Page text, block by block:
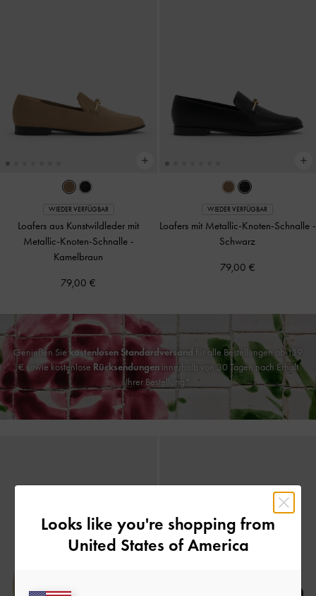
WIEDER VERFÜGBAR
Loafers aus Kunstwildleder mit
Metallic-Knoten-Schnalle -
Kamelbraun
79,00 €
WIEDER VERFÜGBAR
Loafers mit Metallic-Knoten-Schnalle -
Schwarz
79,00 €
Genießen Siekostenlosen Standardversand für alle Bestellungen ab 139
€ sowie kostenlose Rücksendungeninnerhalb von 30 Tagen nach Erhalt
Ihrer Bestellung*
Looks like you're shopping from
United States of America